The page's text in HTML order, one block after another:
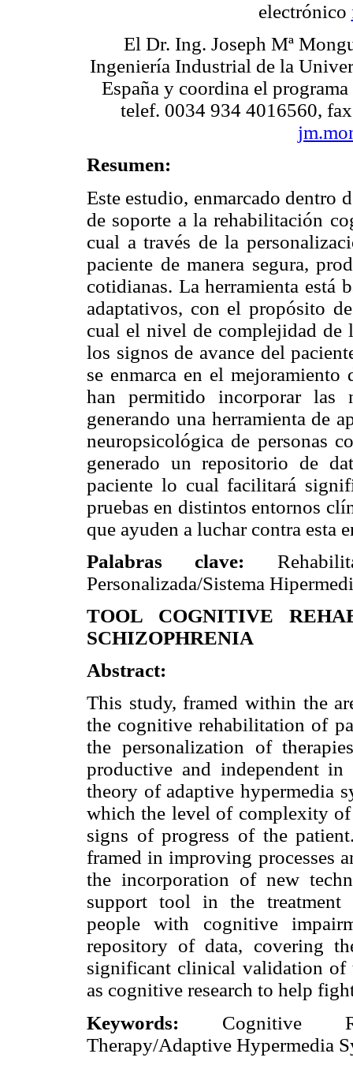
electrónico
El Dr. Ing. Joseph Mª
Ingeniería Industrial de la
España y coordina el
telef. 0034 934 4016560,
Resumen:
Este estudio, enmarcado dentro
de soporte a la rehabilitación
cual a través de la
paciente de manera segura,
cotidianas. La herramienta está
adaptativos, con el propósito
cual el nivel de complejidad de
los signos de avance del
se enmarca en el mejoramiento
han permitido incorporar las
generando una herramienta de
neuropsicológica de personas
generado un repositorio de
paciente lo cual facilitará
pruebas en distintos entornos
que ayuden a luchar contra esta
Palabras clave:
Personalizada/Sistema
TOOL COGNITIVE
SCHIZOPHRENIA
Abstract:
This study, framed within the
the cognitive rehabilitation of
the personalization of
productive and independent
theory of adaptive hypermedia
which the level of complexity
signs of progress of the
framed in improving processes
the incorporation of new
support tool in the treatment
people with cognitive
repository of data, covering
significant clinical validation of
as cognitive research to help
Keywords: Cognitive
Therapy/Adaptive Hypermedia